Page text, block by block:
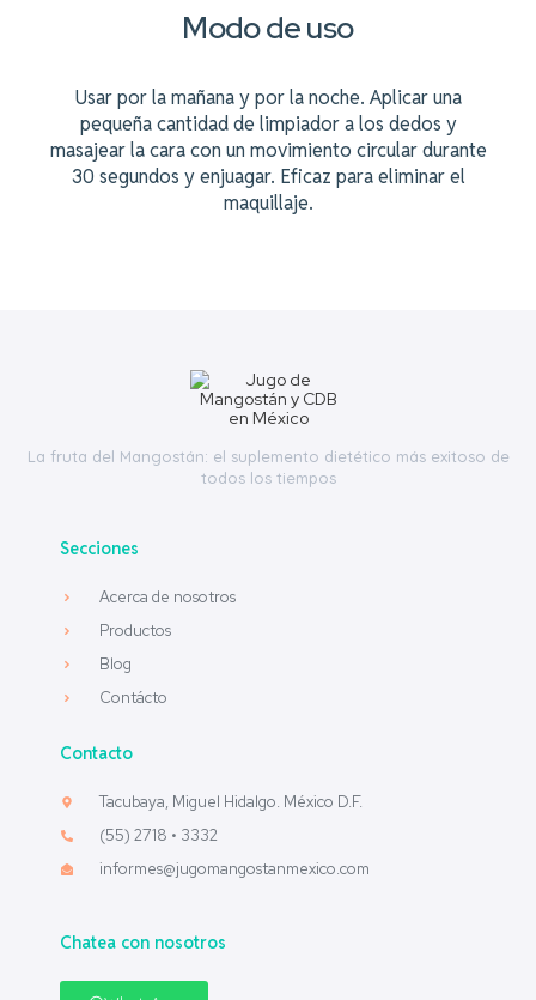
Modo de uso
Usar por la mañana y por la noche. Aplicar una
pequeña cantidad de limpiador a los dedos y
masajear la cara con un movimiento circular durante
30 segundos y enjuagar. Eficaz para eliminar el
maquillaje.
La fruta del Mangostán: el suplemento dietético más exitoso de
todos los tiempos
Secciones
Acerca de nosotros
Productos
Blog
Contácto
Contacto
Tacubaya, Miguel Hidalgo. México D.F.
(55) 2718 • 3332
informes@jugomangostanmexico.com
Chatea con nosotros